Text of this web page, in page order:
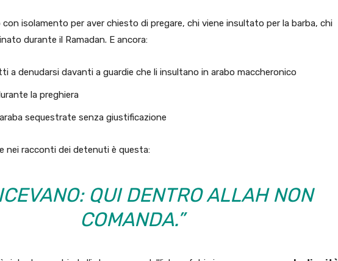
con isolamento per aver chiesto di pregare, chi viene insultato per la barba, chi
durante il Ramadan. E ancora:
a denudarsi davanti a guardie che li insultano in arabo maccheronico
la preghiera
sequestrate senza giustificazione
nei racconti dei detenuti è questa:
QUI DENTRO ALLAH NON
COMANDA.”